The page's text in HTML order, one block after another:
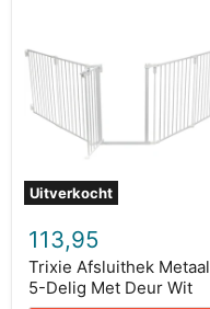
Uitverkocht
5-
Delig
Met
Deur
113,95
Trixie Afsluithek Metaal
5-Delig Met Deur Wit